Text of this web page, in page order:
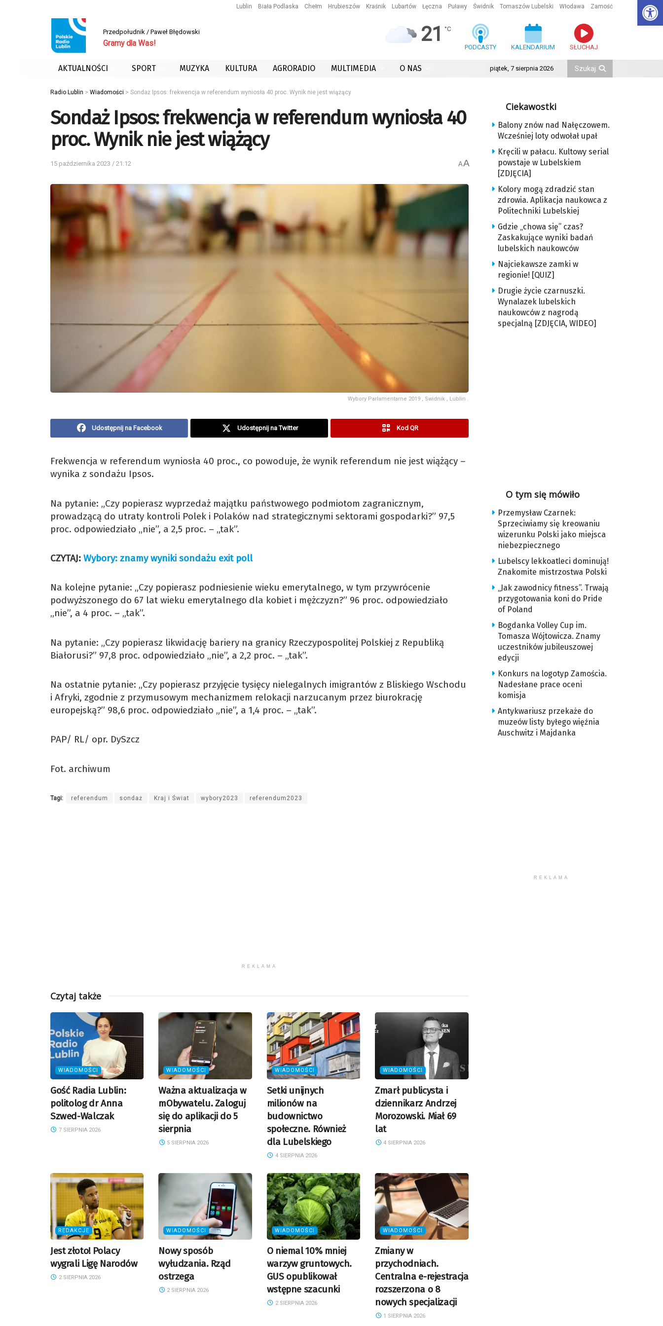
Lublin Biała Podlaska Chełm Hrubieszów Kraśnik Lubartów Łęczna Puławy Świdnik Tomaszów Lubelski Włodawa Zamość
Przedpołudnik / Paweł Błędowski
Gramy dla Was! 21 °C
PODCASTY KALENDARIUM SŁUCHAJ
AKTUALNOŚCI SPORT MUZYKA KULTURA AGRORADIO MULTIMEDIA O NAS piątek, 7 sierpnia 2026
Radio Lublin > Wiadomości > Sondaż Ipsos: frekwencja w referendum wyniosła 40 proc. Wynik nie jest wiążący
Sondaż Ipsos: frekwencja w referendum wyniosła 40
proc. Wynik nie jest wiążący
15 października 2023 / 21:12 AA
Wybory Parlamentarne 2019 , Swidnik , Lublin .
Udostępnij na Facebook Udostępnij na Twitter Kod QR
Frekwencja w referendum wyniosła 40 proc., co powoduje, że wynik referendum nie jest wiążący –
wynika z sondażu Ipsos.
Na pytanie: „Czy popierasz wyprzedaż majątku państwowego podmiotom zagranicznym,
prowadzącą do utraty kontroli Polek i Polaków nad strategicznymi sektorami gospodarki?” 97,5
proc. odpowiedziało „nie”, a 2,5 proc. – „tak”.
CZYTAJ: Wybory: znamy wyniki sondażu exit poll
Na kolejne pytanie: „Czy popierasz podniesienie wieku emerytalnego, w tym przywrócenie
podwyższonego do 67 lat wieku emerytalnego dla kobiet i mężczyzn?” 96 proc. odpowiedziało
„nie”, a 4 proc. – „tak”.
Na pytanie: „Czy popierasz likwidację bariery na granicy Rzeczypospolitej Polskiej z Republiką
Białorusi?” 97,8 proc. odpowiedziało „nie”, a 2,2 proc. – „tak”.
Na ostatnie pytanie: „Czy popierasz przyjęcie tysięcy nielegalnych imigrantów z Bliskiego Wschodu
i Afryki, zgodnie z przymusowym mechanizmem relokacji narzucanym przez biurokrację
europejską?” 98,6 proc. odpowiedziało „nie”, a 1,4 proc. – „tak”.
PAP/ RL/ opr. DySzcz
Fot. archiwum
Tagi: referendum sondaż Kraj i Świat wybory2023 referendum2023
REKLAMA
Czytaj także
WIADOMOŚCI
Gość Radia Lublin:
politolog dr Anna
Szwed-Walczak
7 SIERPNIA 2026
WIADOMOŚCI
Ważna aktualizacja w
mObywatelu. Zaloguj
się do aplikacji do 5
sierpnia
5 SIERPNIA 2026
WIADOMOŚCI
Setki unijnych
milionów na
budownictwo
społeczne. Również
dla Lubelskiego
4 SIERPNIA 2026
WIADOMOŚCI
Zmarł publicysta i
dziennikarz Andrzej
Morozowski. Miał 69
lat
4 SIERPNIA 2026
REDAKCJE
Jest złoto! Polacy
wygrali Ligę Narodów
2 SIERPNIA 2026
WIADOMOŚCI
Nowy sposób
wyłudzania. Rząd
ostrzega
2 SIERPNIA 2026
WIADOMOŚCI
O niemal 10% mniej
warzyw gruntowych.
GUS opublikował
wstępne szacunki
2 SIERPNIA 2026
WIADOMOŚCI
Zmiany w
przychodniach.
Centralna e-rejestracja
rozszerzona o 8
nowych specjalizacji
1 SIERPNIA 2026
Ciekawostki
Balony znów nad Nałęczowem.
Wcześniej loty odwołał upał
Kręcili w pałacu. Kultowy serial
powstaje w Lubelskiem
[ZDJĘCIA]
Kolory mogą zdradzić stan
zdrowia. Aplikacja naukowca z
Politechniki Lubelskiej
Gdzie „chowa się” czas?
Zaskakujące wyniki badań
lubelskich naukowców
Najciekawsze zamki w
regionie! [QUIZ]
Drugie życie czarnuszki.
Wynalazek lubelskich
naukowców z nagrodą
specjalną [ZDJĘCIA, WIDEO]
O tym się mówiło
Przemysław Czarnek:
Sprzeciwiamy się kreowaniu
wizerunku Polski jako miejsca
niebezpiecznego
Lubelscy lekkoatleci dominują!
Znakomite mistrzostwa Polski
„Jak zawodnicy fitness”. Trwają
przygotowania koni do Pride
of Poland
Bogdanka Volley Cup im.
Tomasza Wójtowicza. Znamy
uczestników jubileuszowej
edycji
Konkurs na logotyp Zamościa.
Nadesłane prace oceni
komisja
Antykwariusz przekaże do
muzeów listy byłego więźnia
Auschwitz i Majdanka
REKLAMA